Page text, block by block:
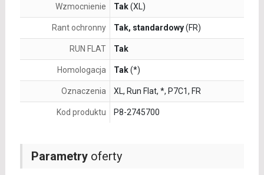
Parametryoferty
Wzmocnienie Tak(XL)
Rant ochronny Tak, standardowy(FR)
RUN FLAT Tak
Homologacja Tak(*)
Oznaczenia XL, Run Flat, *, P7C1, FR
Kod produktu P8-2745700